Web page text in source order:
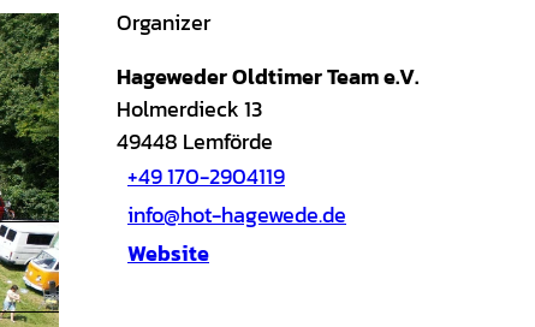
Organizer
Hageweder Oldtimer Team e.V.
Holmerdieck 13
49448 Lemförde
+49 170-2904119
info@hot-hagewede.de
Website